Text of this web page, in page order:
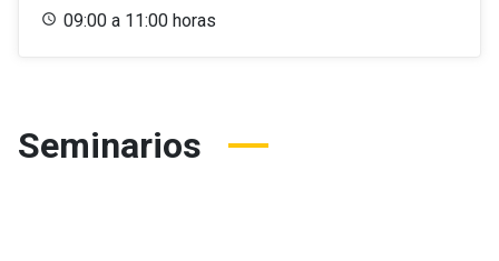
09:00 a 11:00 horas
Seminarios